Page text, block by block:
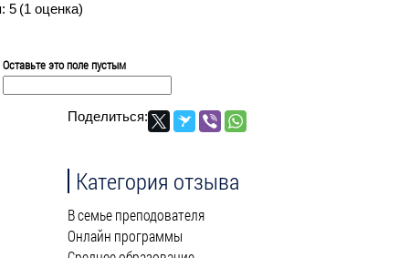
5 (1 оценка)
Оставьте это поле пустым
Поделиться:
Категория отзыва
В семье преподователя
Онлайн программы